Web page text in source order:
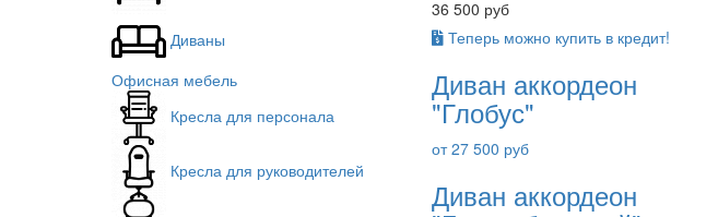
Диваны
Офисная мебель
Кресла для персонала
Кресла для руководителей
36 500 руб
Теперь можно купить в кредит!
Диван аккордеон
"Глобус"
от 27 500 руб
Диван аккордеон